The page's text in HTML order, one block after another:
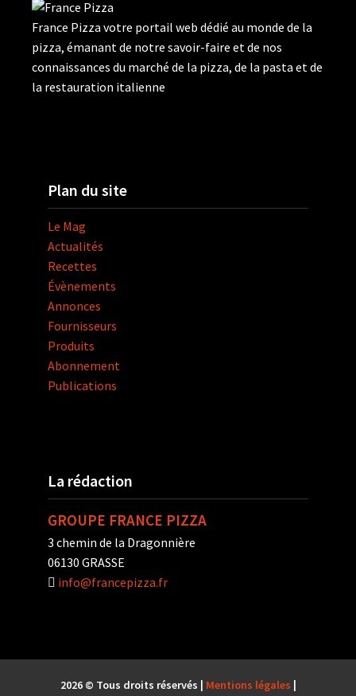
France Pizza votre portail web dédié au monde de la
pizza, émanant de notre savoir-faire et de nos
connaissances du marché de la pizza, de la pasta et de
la restauration italienne
Plan du site
Le Mag
Actualités
Recettes
Évènements
Annonces
Fournisseurs
Produits
Abonnement
Publications
La rédaction
GROUPE FRANCE PIZZA
3 chemin de la Dragonnière
06130 GRASSE
info@francepizza.fr
2026 © Tous droits réservés | Mentions légales |